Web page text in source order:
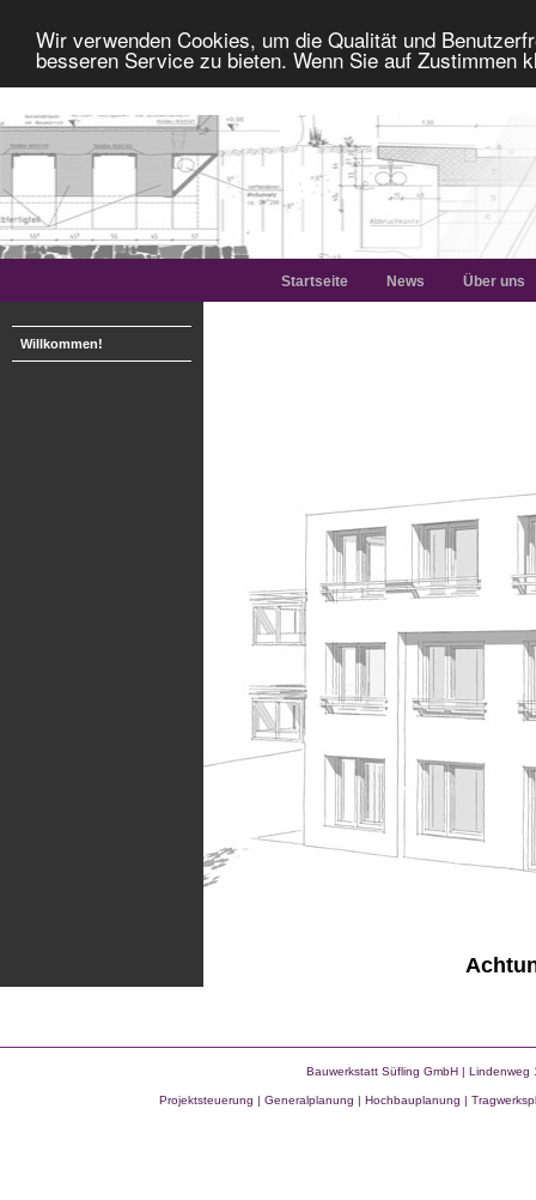
Wir verwenden Cookies, um die Qualität und
besseren Service zu bieten. Wenn Sie auf
Startseite News Über uns
Willkommen!
Bauwerkstatt Süfling GmbH | Lindenweg
Projektsteuerung | Generalplanung|Hochbauplanung |